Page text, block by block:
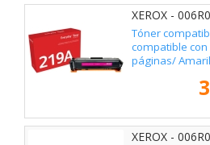
XEROX -
Tóner
compatible con
páginas/
XEROX -